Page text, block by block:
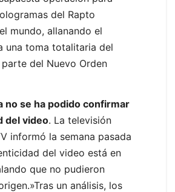
del Rapto
mundo, allanando el
una toma totalitaria del
del Nuevo Orden
no se ha podido confirmar
del video. La televisión
informó la semana pasada
del video está en
que no pudieron
un análisis, los